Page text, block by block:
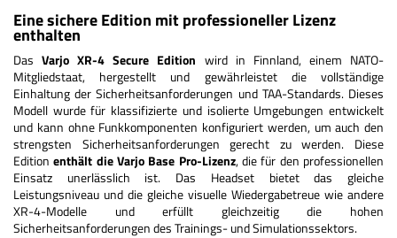
Eine sichere Edition mit professioneller Lizenz
enthalten
DasVarjo XR-4 Secure Edition wird in Finnland, einem NATO-
Mitgliedstaat, hergestellt und gewährleistet die vollständige
Einhaltung der Sicherheitsanforderungen und TAA-Standards. Dieses
Modell wurde für klassifizierte und isolierte Umgebungen entwickelt
und kann ohne Funkkomponenten konfiguriert werden, um auch den
strengsten Sicherheitsanforderungen gerecht zu werden. Diese
Editionenthält die Varjo Base Pro-Lizenz, die für den professionellen
Einsatz unerlässlich ist. Das Headset bietet das gleiche
Leistungsniveau und die gleiche visuelle Wiedergabetreue wie andere
XR-4-Modelle und erfüllt gleichzeitig die hohen
Sicherheitsanforderungen des Trainings- und Simulationssektors.